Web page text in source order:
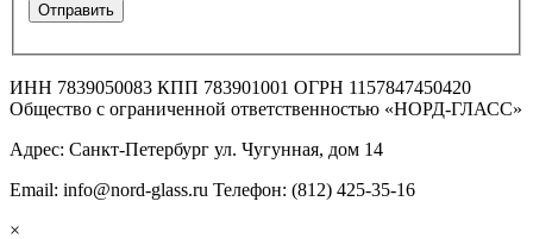
ИНН 7839050083 КПП 783901001 ОГРН 1157847450420
Общество с ограниченной ответственностью «НОРД-ГЛАСС»
Адрес: Санкт-Петербург ул. Чугунная, дом 14
Email: info@nord-glass.ru Телефон: (812) 425-35-16
×